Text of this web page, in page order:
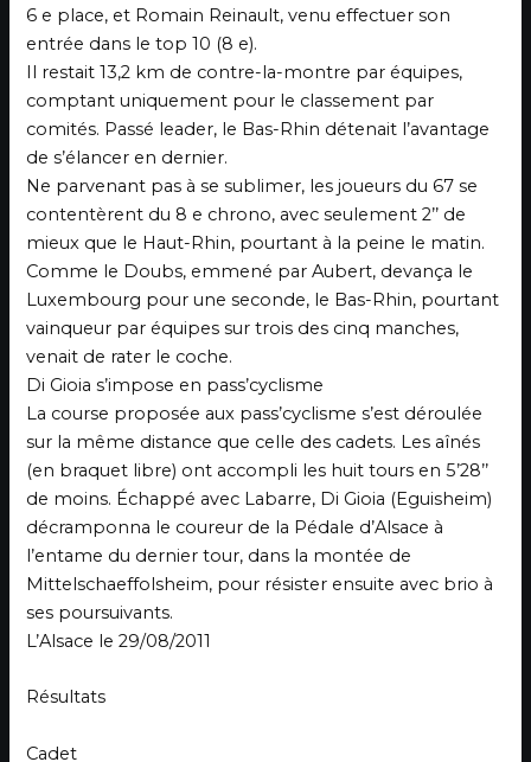
6 e place, et Romain Reinault, venu effectuer son
entrée dans le top 10 (8 e).
Il restait 13,2 km de contre-la-montre par équipes,
comptant uniquement pour le classement par
comités. Passé leader, le Bas-Rhin détenait l’avantage
de s’élancer en dernier.
Ne parvenant pas à se sublimer, les joueurs du 67 se
contentèrent du 8 e chrono, avec seulement 2’’ de
mieux que le Haut-Rhin, pourtant à la peine le matin.
Comme le Doubs, emmené par Aubert, devança le
Luxembourg pour une seconde, le Bas-Rhin, pourtant
vainqueur par équipes sur trois des cinq manches,
venait de rater le coche.
Di Gioia s’impose en pass’cyclisme
La course proposée aux pass’cyclisme s’est déroulée
sur la même distance que celle des cadets. Les aînés
(en braquet libre) ont accompli les huit tours en 5’28’’
de moins. Échappé avec Labarre, Di Gioia (Eguisheim)
décramponna le coureur de la Pédale d’Alsace à
l’entame du dernier tour, dans la montée de
Mittelschaeffolsheim, pour résister ensuite avec brio à
ses poursuivants.
L’Alsace le 29/08/2011
Résultats
Cadet